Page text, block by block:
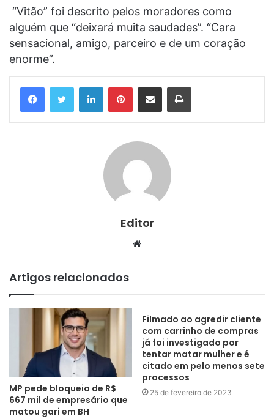
“Vitão” foi descrito pelos moradores como
alguém que “deixará muita saudades”. “Cara
sensacional, amigo, parceiro e de um coração
enorme”.
LinkedinPinterestCompartilhar via e-mail Imprimir
Editor
Website
Artigos relacionados
MP pede bloqueio de R$
667 mil de empresário que
matou gari em BH
Filmado ao agredir cliente
com carrinho de compras
já foi investigado por
tentar matar mulher e é
citado em pelo menos sete
processos
25 de fevereiro de 2023